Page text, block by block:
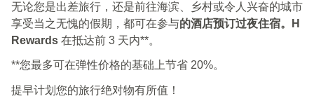
无论您是出差旅行，还是前往海滨、乡村或令人兴奋的城市
享受当之无愧的假期，都可在参与的酒店预订过夜住宿。H
Rewards 在抵达前 3 天内**。
**您最多可在弹性价格的基础上节省 20%。
提早计划您的旅行绝对物有所值！